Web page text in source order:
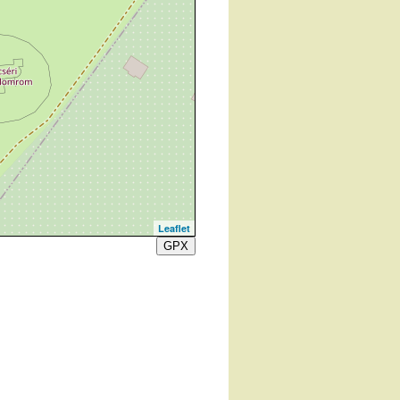
Leaflet
GPX